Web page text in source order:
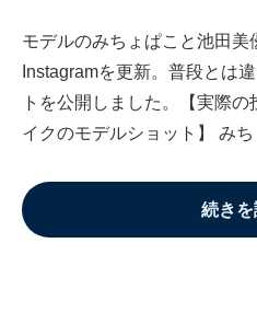
モデルのみちょぱこと池田
Instagramを更新。普段とは
トを公開しました。【実際
イクのモデルショット】 み
続き